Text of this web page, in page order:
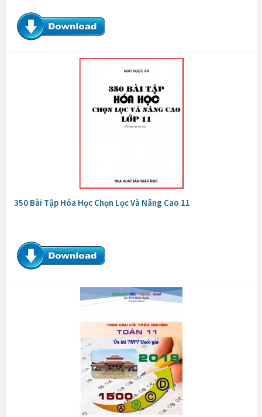
350 Bài Tập Hóa Học Chọn Lọc Và Nâng Cao 11